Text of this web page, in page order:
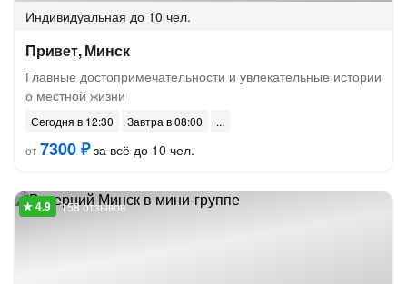
Индивидуальная до 10 чел.
Привет, Минск
Главные достопримечательности и увлекательные истории
о местной жизни
Сегодня в 12:30
Завтра в 08:00
от7300 ₽за всё до 10 чел.
158 отзывов